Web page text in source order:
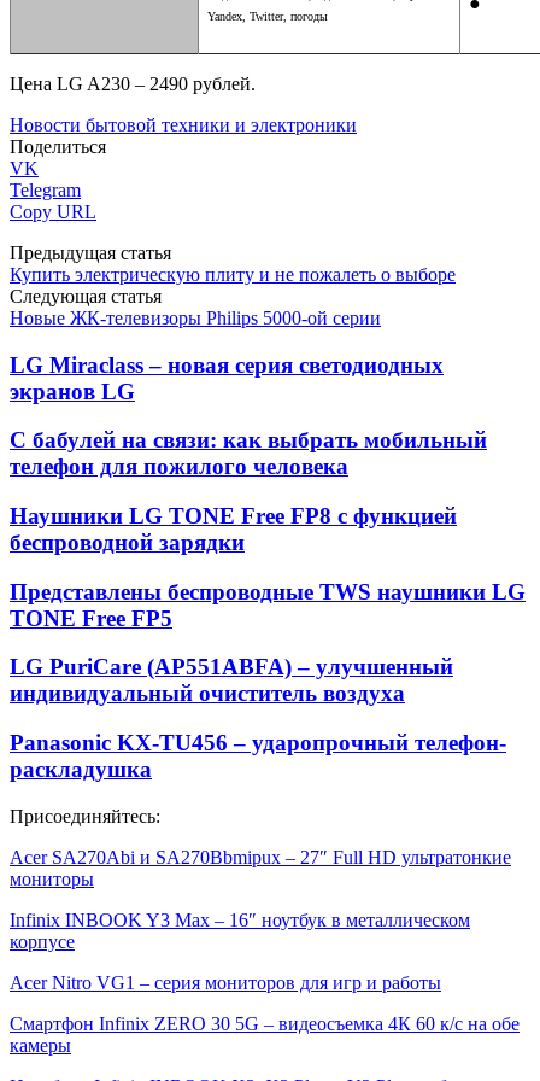
Yandex, Twitter, погоды
Цена LG A230 – 2490 рублей.
Новости бытовой техники и электроники
Поделиться
VK
Telegram
Copy URL
Предыдущая статья
Купить электрическую плиту и не пожалеть о выборе
Следующая статья
Новые ЖК-телевизоры Philips 5000-ой серии
LG Miraclass – новая серия светодиодных
экранов LG
С бабулей на связи: как выбрать мобильный
телефон для пожилого человека
Наушники LG TONE Free FP8 с функцией
беспроводной зарядки
Представлены беспроводные TWS наушники LG
TONE Free FP5
LG PuriCare (AP551ABFA) – улучшенный
индивидуальный очиститель воздуха
Panasonic KX-TU456 – ударопрочный телефон-
раскладушка
Присоединяйтесь:
Acer SA270Abi и SA270Bbmipux – 27″ Full HD ультратонкие
мониторы
Infinix INBOOK Y3 Max – 16″ ноутбук в металлическом
корпусе
Acer Nitro VG1 – серия мониторов для игр и работы
Смартфон Infinix ZERO 30 5G – видеосъемка 4К 60 к/с на обе
камеры